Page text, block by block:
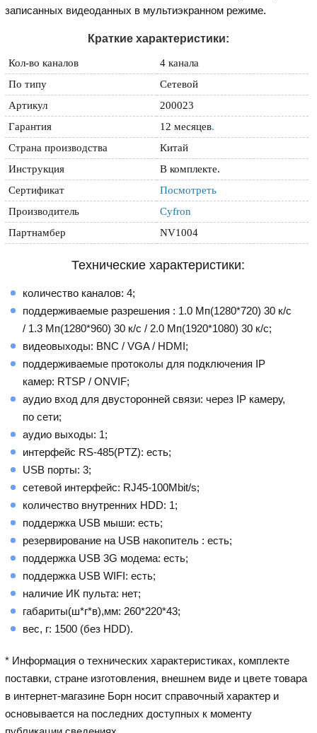
записанных видеоданных в мультиэкранном режиме.
Краткие характеристики:
Кол-во каналов
4 канала
По типу
Сетевой
Артикул
200023
Гарантия
12 месяцев.
Страна производства
Китай
Инструкция
В комплекте.
Сертификат
Посмотреть
Производитель
Cyfron
Партнамбер
NV1004
Технические характеристики:
количество каналов: 4;
поддерживаемые разрешения : 1.0 Мп(1280*720) 30 к/с
/ 1.3 Мп(1280*960) 30 к/с / 2.0 Мп(1920*1080) 30 к/с;
видеовыходы: BNC / VGA / HDMI;
поддерживаемые протоколы для подключения IP
камер: RTSP / ONVIF;
аудио вход для двусторонней связи: через IP камеру,
по сети;
аудио выходы: 1;
интерфейс RS-485(PTZ): есть;
USB порты: 3;
сетевой интерфейс: RJ45-100Mbit/s;
количество внутренних HDD: 1;
поддержка USB мыши: есть;
резервирование на USB накопитель : есть;
поддержка USB 3G модема: есть;
поддержка USB WIFI: есть;
наличие ИК пульта: нет;
габариты(ш*г*в),мм: 260*220*43;
вес, г: 1500 (без HDD).
* Информация о технических характеристиках, комплекте
поставки, стране изготовления, внешнем виде и цвете товара
в интернет-магазине Борн носит справочный характер и
основывается на последних доступных к моменту